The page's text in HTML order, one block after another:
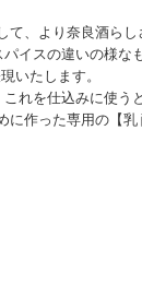
、より奈良酒らし
イスの違いの様なも
いたします。
れを仕込みに使う
作った専⽤の【